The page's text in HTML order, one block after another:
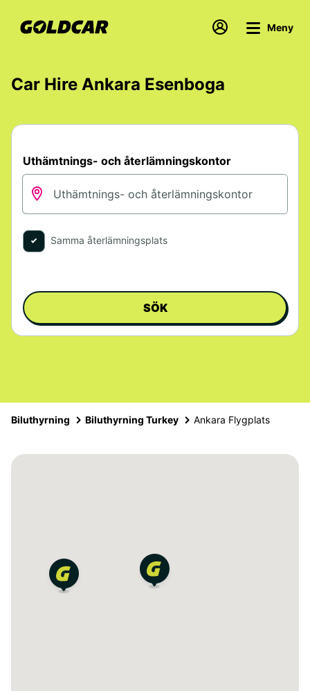
Meny
Car Hire Ankara Esenboga
Uthämtnings- och återlämningskontor
Samma återlämningsplats
SÖK
Biluthyrning Biluthyrning Turkey Ankara Flygplats